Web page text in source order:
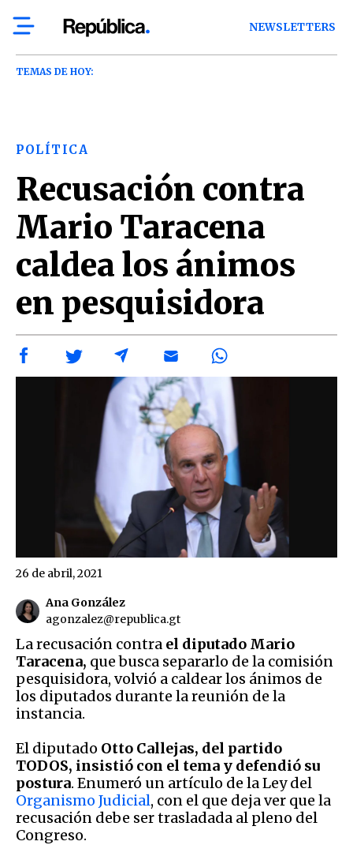
NEWSLETTERS
TEMAS DE HOY:
POLÍTICA
Recusación contra
Mario Taracena
caldea los ánimos
en pesquisidora
Ana González
agonzalez@republica.gt
26 de abril, 2021
La recusación contra el diputado Mario
Taracena, que busca separarlo de la comisión
pesquisidora, volvió a caldear los ánimos de
los diputados durante la reunión de la
instancia.
El diputado Otto Callejas, del partido
TODOS, insistió con el tema y defendió su
postura. Enumeró un artículo de la Ley del
Organismo Judicial, con el que deja ver que la
recusación debe ser trasladada al pleno del
Congreso.